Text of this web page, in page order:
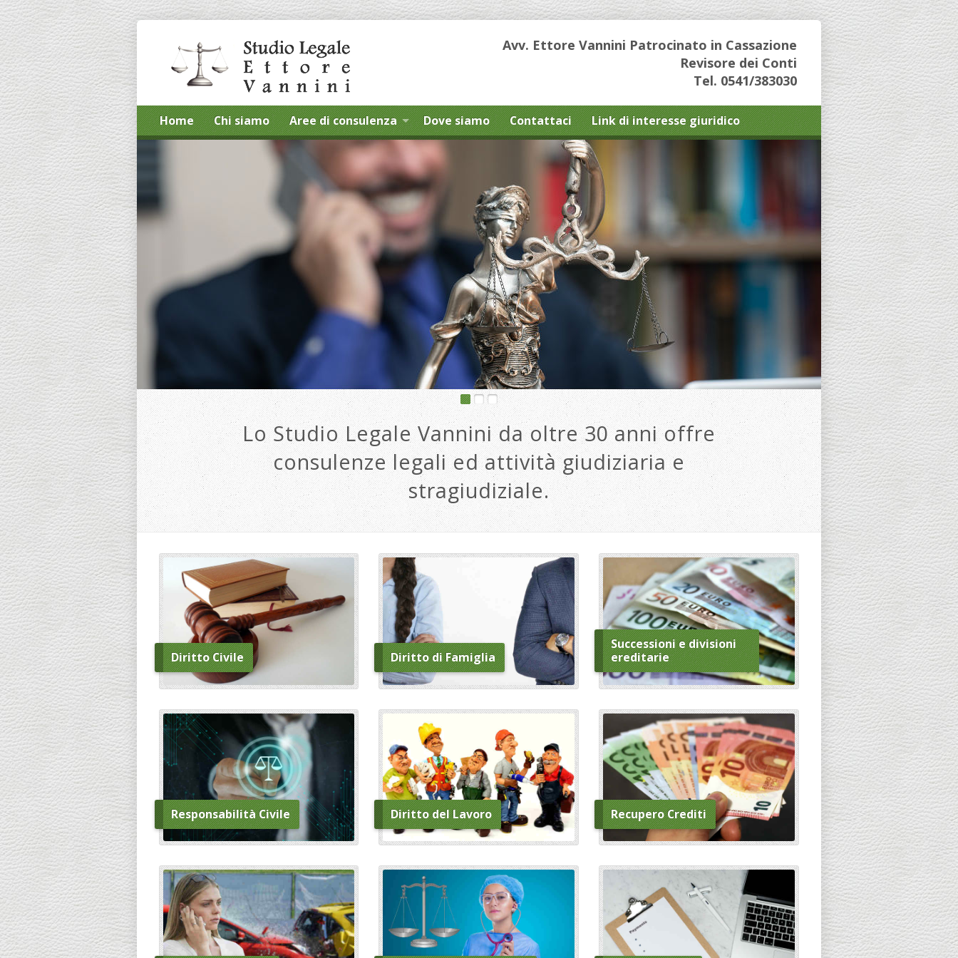
Avv. Ettore Vannini Patrocinato in Cassazione
Revisore dei Conti
Tel. 0541/383030
Home Chi siamo Aree di consulenza Dove siamo Contattaci Link di interesse giuridico
Lo Studio Legale Vannini da oltre 30 anni offre
consulenze legali ed attività giudiziaria e
stragiudiziale.
Diritto Civile Diritto di Famiglia
Successioni e divisioni
ereditarie
Responsabilità Civile Diritto del Lavoro Recupero Crediti